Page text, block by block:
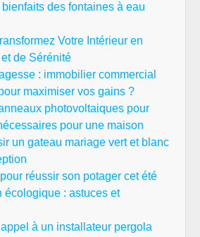
des fontaines à eau
Votre Intérieur en
de Sérénité
: immobilier commercial
maximiser vos gains ?
photovoltaiques pour
pour une maison
un gateau mariage vert et blanc
réussir son potager cet été
écologique : astuces et
à un installateur pergola